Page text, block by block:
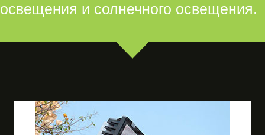
освещения и солнечного освещения.